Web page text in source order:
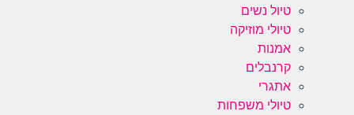
טיול נשים
טיולי מוזיקה
אמנות
קרנבלים
אתגרי
טיולי משפחות